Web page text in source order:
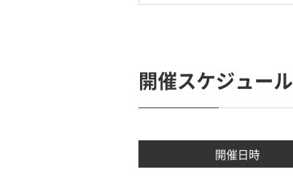
開催スケジュール
開催日時